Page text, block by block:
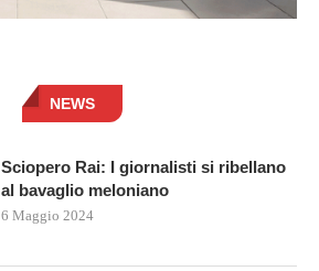
NEWS
Sciopero Rai: I giornalisti si ribellano
al bavaglio meloniano
6 Maggio 2024